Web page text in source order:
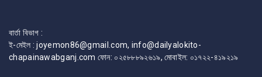
বার্তা বিভাগ :
ই-মেইল : joyemon86@gmail.com, info@dailyalokito-
chapainawabganj.com ফোন: ০২৫৮৮৮৯২৬১৯, মোবাইল: ০১৭২২-৪১৯২১৯